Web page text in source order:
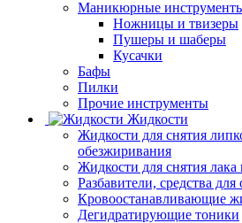
Маникюрные
Ножницы и твизеры
Пушеры и шаберы
Кусачки
Бафы
Пилки
Прочие инструменты
Жидкости
Жидкости для снятия
обезжиривания
Жидкости для снятия лака
Разбавители, средства
Кровоостанавливающие
Дегидратирующие тоники